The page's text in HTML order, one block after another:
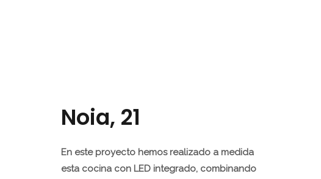
Noia, 21
En este proyecto hemos realizado a medida
esta cocina con LED integrado, combinando